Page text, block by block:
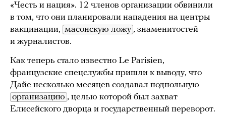
«Честь и нация». 12 членов организации обвинили
в том, что они планировали нападения на центры
вакцинации, масонскую ложу , знаменитостей
и журналистов.
Как теперь стало известно Le Parisien,
французские спецслужбы пришли к выводу, что
Дайе несколько месяцев создавал подпольную
организацию , целью которой был захват
Елисейского дворца и государственный переворот.